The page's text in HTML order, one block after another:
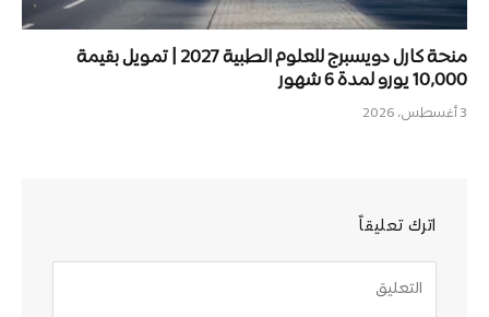
منحة كارل دويسبرج للعلوم الطبية 2027 | تمويل بقيمة
10,000 يورو لمدة 6 شهور
3 أغسطس، 2026
اترك تعليقاً